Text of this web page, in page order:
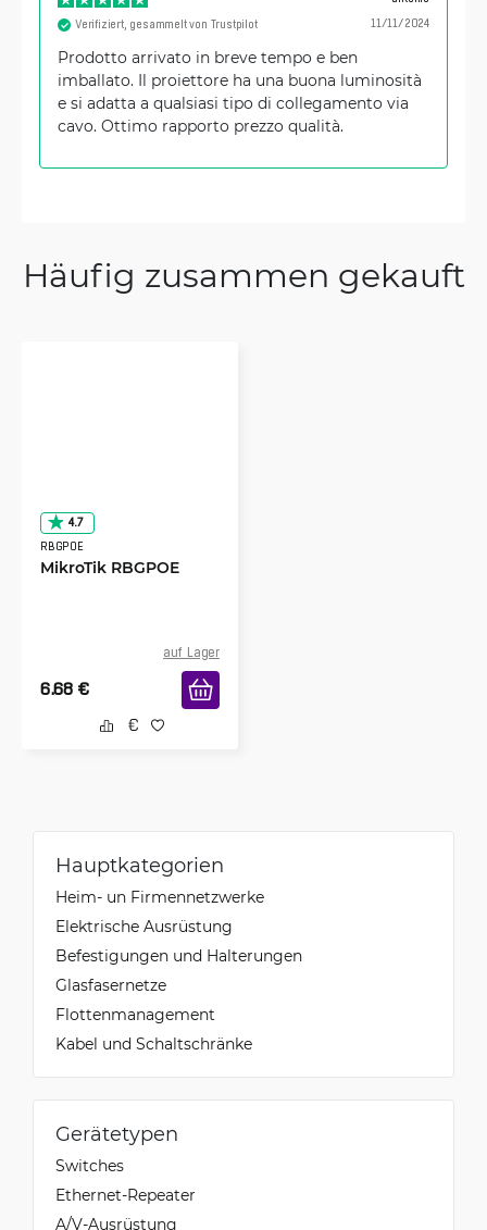
11/11/2024
Verifiziert, gesammelt von Trustpilot
Prodotto arrivato in breve tempo e ben
imballato. Il proiettore ha una buona luminosità
e si adatta a qualsiasi tipo di collegamento via
cavo. Ottimo rapporto prezzo qualità.
Häufig zusammen gekauft
4.7
RBGPOE
MikroTik RBGPOE
auf Lager
6.68 €
Hauptkategorien
Heim- un Firmennetzwerke
Elektrische Ausrüstung
Befestigungen und Halterungen
Glasfasernetze
Flottenmanagement
Kabel und Schaltschränke
Gerätetypen
Switches
Ethernet-Repeater
A/V-Ausrüstung